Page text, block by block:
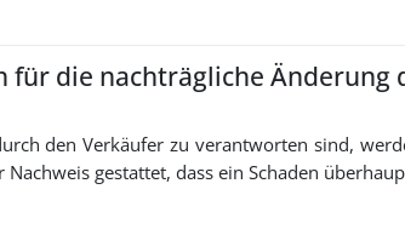
für die nachträgliche Änderung
den Verkäufer zu verantworten sind,
gestattet, dass ein Schaden